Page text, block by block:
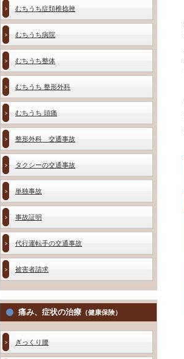
むちうち症頚椎捻挫
むちうち病院
むちうち整体
むちうち 整形外科
むちうち 頭痛
整形外科 交通事故
タクシーの交通事故
単独事故
事故証明
代行運転手の交通事故
被害者請求
痛み、症状の治療 （健康保険）
ぎっくり腰